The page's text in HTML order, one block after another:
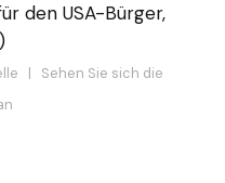
den USA-Bürger,
| Sehen Sie sich die